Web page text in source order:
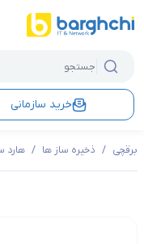
خرید سازمانی
برقچی / ذخیره ساز ها / هارد